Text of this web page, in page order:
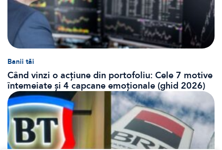
Banii tăi
Când vinzi o acțiune din portofoliu: Cele 7 motive
întemeiate și 4 capcane emoționale (ghid 2026)